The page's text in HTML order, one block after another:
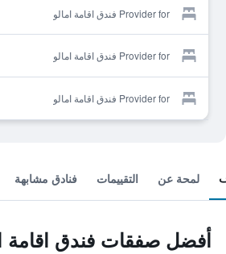
Provider for فندق اقامة امالو
Provider for فندق اقامة امالو
Provider for فندق اقامة امالو
لمحة عن التقييمات فنادق مشابهة
أفضل صفقات فندق اقامة